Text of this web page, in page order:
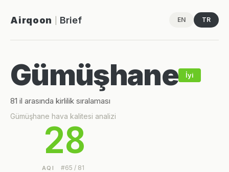
Airqoon Brief EN TR
Gümüşhane İyi
81 il arasında kirlilik sıralaması
Gümüşhane hava kalitesi analizi
28
AQI #65 / 81